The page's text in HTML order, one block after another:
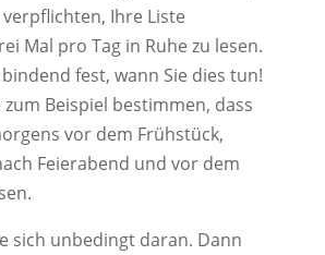
Ihre Liste
Mal pro Tag in Ruhe zu lesen.
fest, wann Sie dies tun!
zum Beispiel bestimmen, dass
vor dem Frühstück,
Feierabend und vor dem
sich unbedingt daran. Dann